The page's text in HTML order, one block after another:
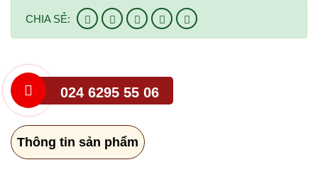
Gặm nướu
Bàn chải
Bấm móng tay
Dụng cụ ăn dặm
CHIA SẺ:
024 6295 55 06
Thông tin sản phẩm